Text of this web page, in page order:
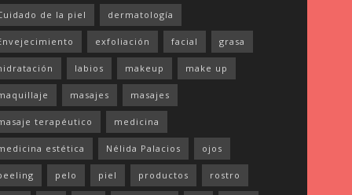
de la piel dermatología
exfoliación facial grasa
labios makeup make up
masajes masajes
terapéutico medicina
estética Nélida Palacios ojos
pelo piel productos rostro